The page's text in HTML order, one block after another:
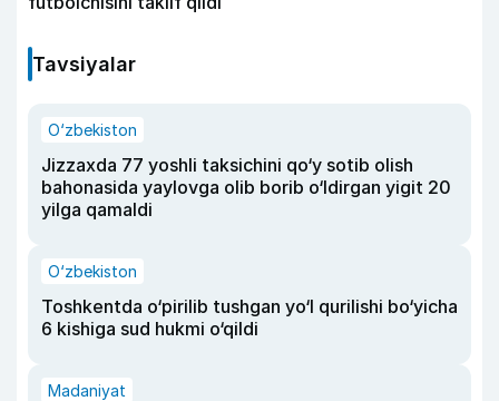
Tavsiyalar
O‘zbekiston
Jizzaxda 77 yoshli taksichini qo‘y sotib olish
bahonasida yaylovga olib borib o‘ldirgan yigit 20
yilga qamaldi
O‘zbekiston
Toshkentda o‘pirilib tushgan yo‘l qurilishi bo‘yicha
6 kishiga sud hukmi o‘qildi
Madaniyat